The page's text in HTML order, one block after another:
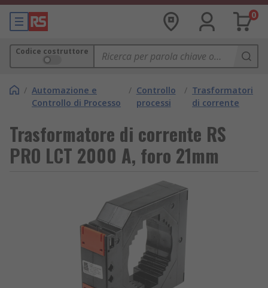
0
Codice costruttore
/ Automazione e
Controllo di Processo
/ Controllo
processi
/ Trasformatori
di corrente
Trasformatore di corrente RS
PRO LCT 2000 A, foro 21mm